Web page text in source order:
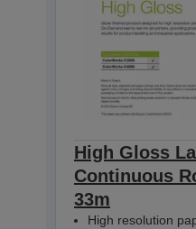
High Gloss
Continuous
33m
High resolution